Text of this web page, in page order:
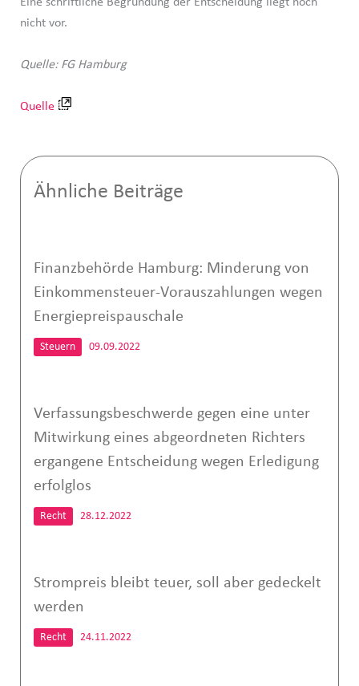
Eine schriftliche Begründung der Entscheidung liegt noch
nicht vor.
Quelle: FG Hamburg
Quelle
Ähnliche Beiträge
Finanzbehörde Hamburg: Minderung von
Einkommensteuer-Vorauszahlungen wegen
Energiepreispauschale
Steuern 09.09.2022
Verfassungsbeschwerde gegen eine unter
Mitwirkung eines abgeordneten Richters
ergangene Entscheidung wegen Erledigung
erfolglos
Recht 28.12.2022
Strompreis bleibt teuer, soll aber gedeckelt
werden
Recht 24.11.2022